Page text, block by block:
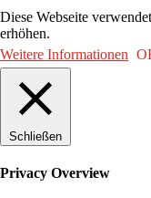
Diese Webseite
erhöhen.
Weitere Informationen
Schließen
Privacy Overview